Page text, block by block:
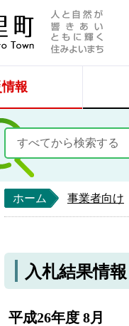
情報
ホーム 事業者向け
入札結果情報
平成26年度 8月